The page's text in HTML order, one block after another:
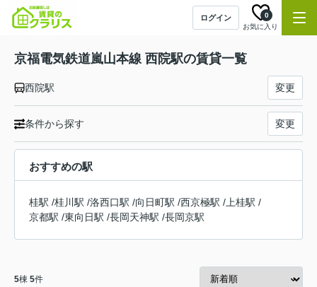
ログイン
お気に入り
0
京福電気鉄道嵐山本線 西院駅の賃貸一覧
西院駅 変更
条件から探す 変更
おすすめの駅
桂駅 /桂川駅 /洛西口駅 /向日町駅 /西京極駅 / 上桂駅 /
京都駅 /東向日駅 /長岡天神駅 /長岡京駅
5棟 5件